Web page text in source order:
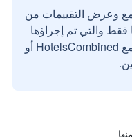
وعرض التقييمات من
فقط والتي تم إجراؤها
بواسطة مستخدمين حقيقيين مع HotelsCombined أو